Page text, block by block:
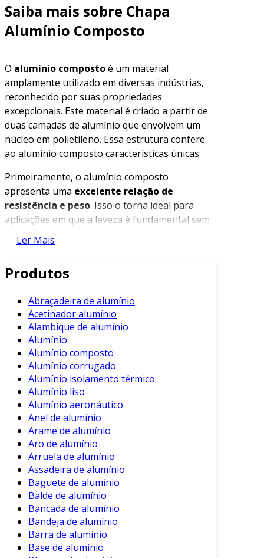
Saiba mais sobre Chapa
Alumínio Composto
O alumínio compostoé um material
amplamente utilizado em diversas indústrias,
reconhecido por suas propriedades
excepcionais. Este material é criado a partir de
duas camadas de alumínio que envolvem um
núcleo em polietileno. Essa estrutura confere
ao alumínio composto características únicas.
Primeiramente, o alumínio composto
apresenta uma excelente relação de
resistência e peso. Isso o torna ideal para
aplicações em que a leveza é fundamental sem
abrir mão da rigidez. Além da sua leveza, a
superfície do alumínio composto é altamente
popular para locais com tráfego intenso.
Além disso, o alumínio composto possui uma
resistência considerável a intempéries. Ele não
oxida, o que o torna adequado para aplicações
ao ar livre. Isso garante durabilidade e
manutenção mínima, representando uma
economia para as empresas.
Benefícios do Alumínio Composto
Os benefícios do alumínio composto são
evidentes em suas aplicações. Entre os
principais aspectos que destacam este material,
estão:
Leveza e Facilidade de Manuseio
material é fácil de trabalhar e instalar.
Versatilidade de Design
diversas cores e acabamentos, permite
design personalizados.
Ler Mais
Produtos
Abraçadeira de alumínio
Acetinador alumínio
Alambique de alumínio
Alumínio
Alumínio composto
Alumínio corrugado
Alumínio isolamento térmico
Alumínio liso
Alumínio aeronáutico
Anel de alumínio
Arame de alumínio
Aro de alumínio
Arruela de alumínio
Assadeira de alumínio
Baguete de alumínio
Balde de alumínio
Bancada de alumínio
Bandeja de alumínio
Barra de alumínio
Base de alumínio